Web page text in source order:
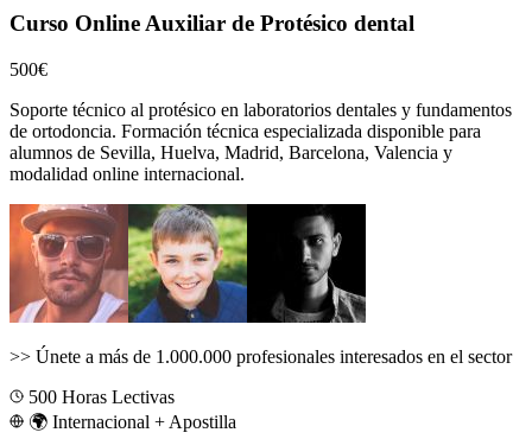
Curso Online Auxiliar de Protésico dental
500€
Soporte técnico al protésico en laboratorios dentales y fundamentos
de ortodoncia. Formación técnica especializada disponible para
alumnos de Sevilla, Huelva, Madrid, Barcelona, Valencia y
modalidad online internacional.
>> Únete a más de 1.000.000 profesionales interesados en el sector
500 Horas Lectivas
🌍 Internacional + Apostilla